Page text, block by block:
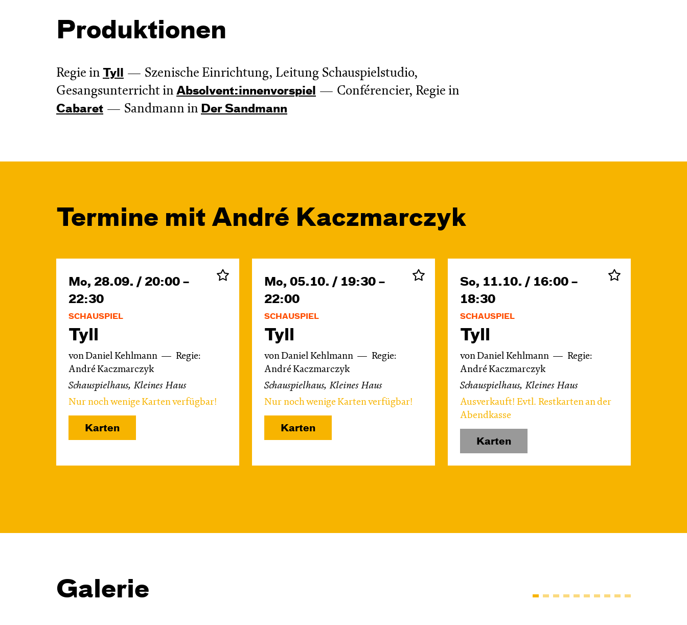
Produktionen
Regie in Tyll
Szenische Einrichtung, Leitung Schauspielstudio,
Gesangsunterricht in Absol­vent:innen­vor­spiel Conférencier, Regie in
Cabaret Sandmann in Der Sandmann
Termine mit André Kacz­marc­zyk
Mo, 28.09. / 20:00 –
22:30
SCHAUSPIEL
Tyll
von Daniel Kehlmann
Regie:
André Kaczmarczyk
Schauspielhaus, Kleines Haus
Nur noch wenige Karten verfügbar!
Karten
Mo, 05.10. / 19:30 –
22:00
SCHAUSPIEL
Tyll
von Daniel Kehlmann
Regie:
André Kaczmarczyk
Schauspielhaus, Kleines Haus
Nur noch wenige Karten verfügbar!
Karten
So, 11.10. / 16:00 –
18:30
SCHAUSPIEL
Tyll
von Daniel Kehlmann
Regie:
André Kaczmarczyk
Schauspielhaus, Kleines Haus
Ausverkauft! Evtl. Restkarten an der
Abendkasse
Karten
Galerie